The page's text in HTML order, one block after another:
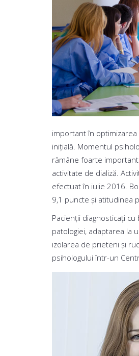
important în optimizarea
iniţială. Momentul
rămâne foarte
activitate de dializă.
efectuat în iulie 2016.
9,1 puncte şi atitudinea
Pacienții diagnosticați
patologiei, adaptarea la
izolarea de prieteni și
psihologului într-un